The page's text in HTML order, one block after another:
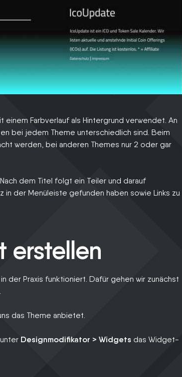
Farbverlauf als Hintergrund verwendet. An
bei jedem Theme unterschiedlich sind. Beim
werden, bei anderen Themes nur 2 oder gar
dem Titel folgt ein Teiler und darauf
der Menüleiste gefunden haben sowie Links zu
erstellen
der Praxis funktioniert. Dafür gehen wir zunächst
das Theme anbietet.
Designmodifikator > Widgets das Widget-